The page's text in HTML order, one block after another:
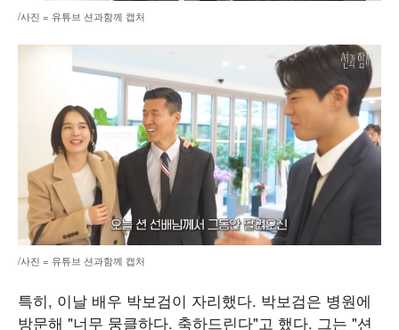
/사진 = 유튜브 션과함께 캡처
/사진 = 유튜브 션과함께 캡처
특히, 이날 배우 박보검이 자리했다. 박보검은 병원에
방문해 "너무 뭉클하다. 축하드린다"고 했다. 그는 "션